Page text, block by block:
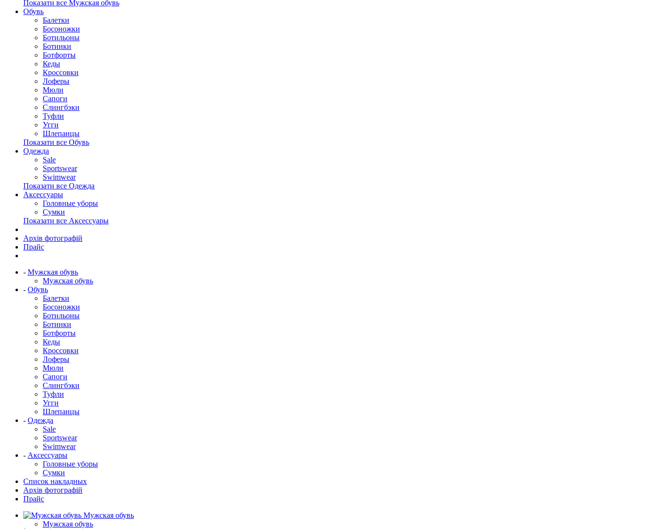
Показати все Мужская обувь
Обувь
Балетки
Босоножки
Ботильоны
Ботинки
Ботфорты
Кеды
Кроссовки
Лоферы
Мюли
Сапоги
Слингбэки
Туфли
Угги
Шлепанцы
Показати все Обувь
Одежда
Sale
Sportswear
Swimwear
Показати все Одежда
Аксессуары
Головные уборы
Сумки
Показати все Аксессуары
Архів фотографій
Прайс
- Мужская обувь
Мужская обувь
- Обувь
Балетки
Босоножки
Ботильоны
Ботинки
Ботфорты
Кеды
Кроссовки
Лоферы
Мюли
Сапоги
Слингбэки
Туфли
Угги
Шлепанцы
- Одежда
Sale
Sportswear
Swimwear
- Аксессуары
Головные уборы
Сумки
Список накладных
Архів фотографій
Прайс
Мужская обувь
Мужская обувь